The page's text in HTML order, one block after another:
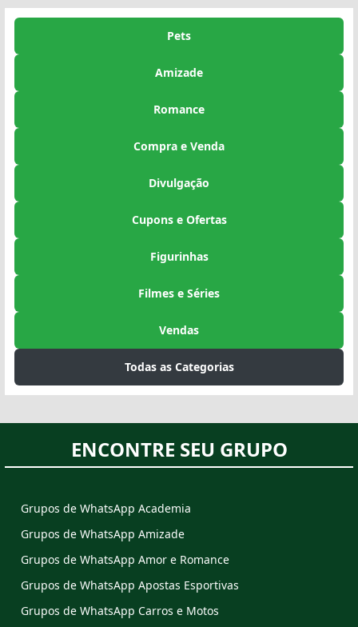
Pets
Amizade
Romance
Compra e Venda
Divulgação
Cupons e Ofertas
Figurinhas
Filmes e Séries
Vendas
Todas as Categorias
ENCONTRE SEU GRUPO
Grupos de WhatsApp Academia
Grupos de WhatsApp Amizade
Grupos de WhatsApp Amor e Romance
Grupos de WhatsApp Apostas Esportivas
Grupos de WhatsApp Carros e Motos